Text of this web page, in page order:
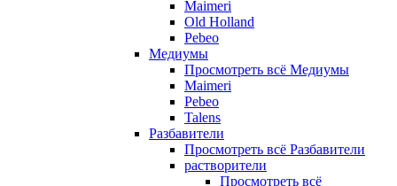
Maimeri
Old Holland
Pebeo
Медиумы
Просмотреть всё Медиумы
Maimeri
Pebeo
Talens
Разбавители
Просмотреть всё Разбавители
растворители
Просмотреть всё